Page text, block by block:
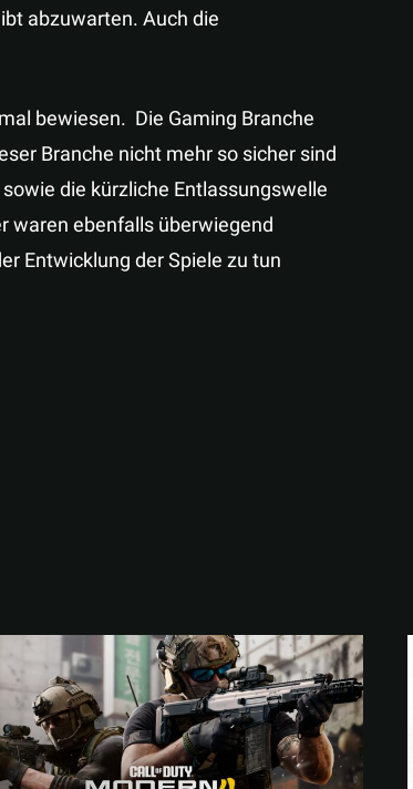
abzuwarten. Auch die
bewiesen. Die Gaming Branche
Branche nicht mehr so sicher sind
sowie die kürzliche Entlassungswelle
waren ebenfalls überwiegend
Entwicklung der Spiele zu tun